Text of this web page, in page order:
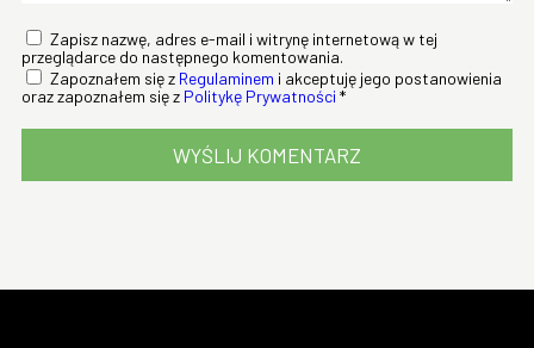
Zapisz nazwę, adres e-mail i witrynę internetową w tej
przeglądarce do następnego komentowania.
Zapoznałem się z Regulaminem i akceptuję jego postanowienia
oraz zapoznałem się z Politykę Prywatności *